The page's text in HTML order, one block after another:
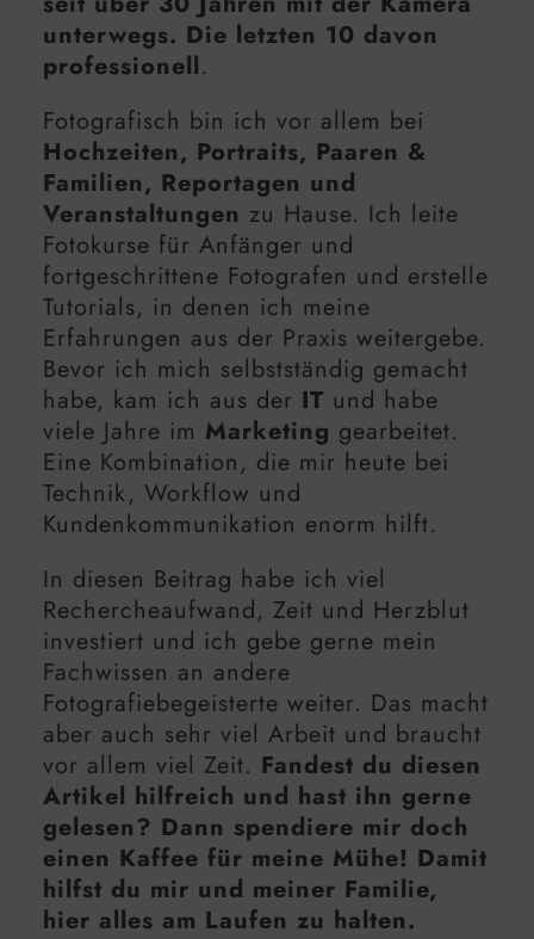
unterwegs. Die letzten 10 davon
professionell.
Fotografisch bin ich vor allem bei
Hochzeiten, Portraits, Paaren &
Familien, Reportagen und
Veranstaltungen zu Hause. Ich leite
Fotokurse für Anfänger und
fortgeschrittene Fotografen und erstelle
Tutorials, in denen ich meine
Erfahrungen aus der Praxis weitergebe.
Bevor ich mich selbstständig gemacht
habe, kam ich aus der IT und habe
viele Jahre im Marketing gearbeitet.
Eine Kombination, die mir heute bei
Technik, Workflow und
Kundenkommunikation enorm hilft.
In diesen Beitrag habe ich viel
Rechercheaufwand, Zeit und Herzblut
investiert und ich gebe gerne mein
Fachwissen an andere
Fotografiebegeisterte weiter. Das macht
aber auch sehr viel Arbeit und braucht
vor allem viel Zeit. Fandest du diesen
Artikel hilfreich und hast ihn gerne
gelesen? Dann spendiere mir doch
einen Kaffee für meine Mühe! Damit
hilfst du mir und meiner Familie,
hier alles am Laufen zu halten.